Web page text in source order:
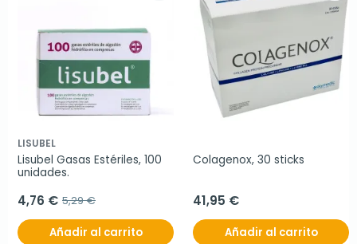
LISUBEL
Lisubel Gasas Estériles, 100
unidades.
4,76 € 5,29 €
Añadir al carrito
Colagenox, 30 sticks
41,95 €
Añadir al carrito